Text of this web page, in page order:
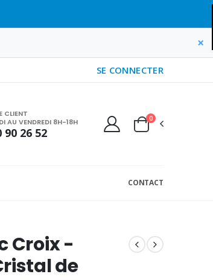
×
SE CONNECTER
CLIENT
AU VENDREDI 8H-18H
90 26 52
0
CONTACT
Croix -
de